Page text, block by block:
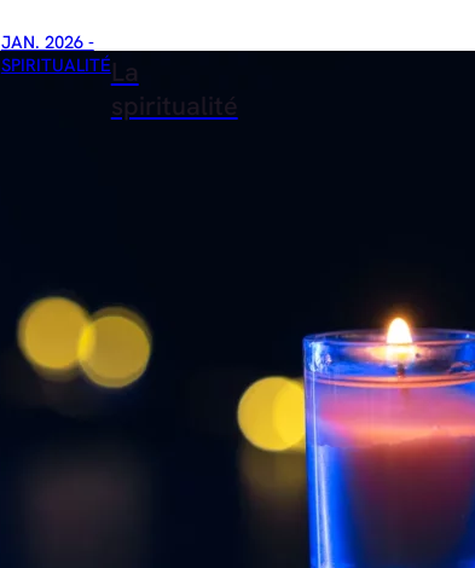
JAN. 2026 -
SPIRITUALITÉLa
spiritualité